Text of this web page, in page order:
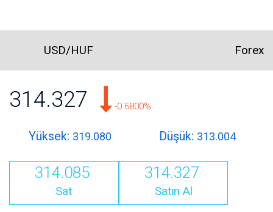
USD/HUF Forex
314.327 -0.6800%
Yüksek: 319.080 Düşük: 313.004
314.085
Sat
314.327
Satın Al